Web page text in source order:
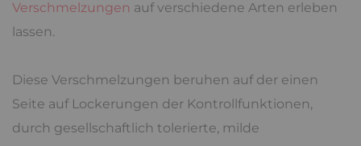
Verschmelzungen auf verschiedene Arten erleben
lassen.
Diese Verschmelzungen beruhen auf der einen
Seite auf Lockerungen der Kontrollfunktionen,
durch gesellschaftlich tolerierte, milde